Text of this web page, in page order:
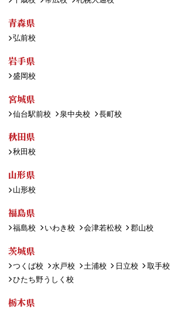
青森県
弘前校
岩手県
盛岡校
宮城県
仙台駅前校 泉中央校 長町校
秋田県
秋田校
山形県
山形校
福島県
福島校 いわき校 会津若松校 郡山校
茨城県
つくば校 水戸校 土浦校 日立校 取手校
ひたち野うしく校
栃木県